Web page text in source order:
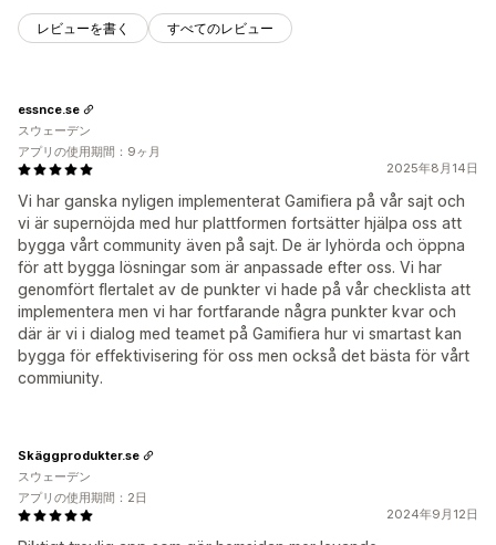
レビューを書く すべてのレビュー
2025年8月14日
Vi har ganska nyligen implementerat Gamifiera på vår sajt och
vi är supernöjda med hur plattformen fortsätter hjälpa oss att
bygga vårt community även på sajt. De är lyhörda och öppna
för att bygga lösningar som är anpassade efter oss. Vi har
genomfört flertalet av de punkter vi hade på vår checklista att
implementera men vi har fortfarande några punkter kvar och
där är vi i dialog med teamet på Gamifiera hur vi smartast kan
bygga för effektivisering för oss men också det bästa för vårt
commiunity.
essnce.se
スウェーデン
アプリの使用期間：9ヶ月
2024年9月12日
Skäggprodukter.se
スウェーデン
アプリの使用期間：2日